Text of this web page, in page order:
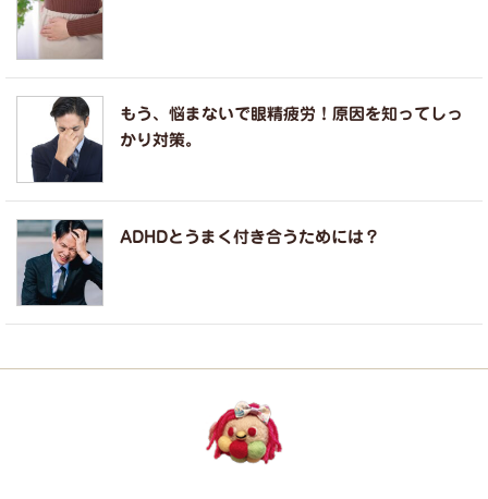
もう、悩まないで眼精疲労！原因を知ってしっ
かり対策。
ADHDとうまく付き合うためには？